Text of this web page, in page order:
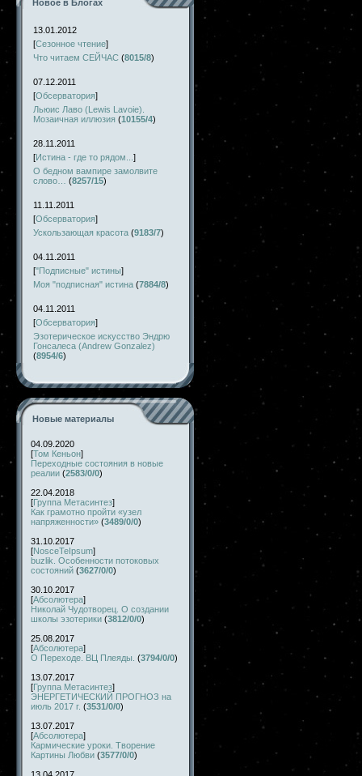
Новое в Блогах
13.01.2012
[Сезонное чтение]
Что читаем СЕЙЧАС (8015/8)
07.12.2011
[Обсерватория]
Льюис Лаво (Lewis Lavoie).
Мозаичная иллюзия (10155/4)
28.11.2011
[Истина - где то рядом... ]
О бедном вампире замолвите
слово…
(8257/15)
11.11.2011
[Обсерватория]
Ускользающая красота (9183/7)
04.11.2011
["Подписные" истины]
Моя "подписная" истина (7884/8)
04.11.2011
[Обсерватория]
Эзотерическое искусство Эндрю
Гонсалеса (Andrew Gonzalez)
(8954/6)
Новые материалы
04.09.2020
[Том Кеньон]
Переходные состояния в новые
реалии (2583/0/0)
22.04.2018
[Группа Метасинтез]
Как грамотно пройти «узел
напряженности» (3489/0/0)
31.10.2017
[NosceTeIpsum]
buzlik. Особенности потоковых
состояний (3627/0/0)
30.10.2017
[Абсолютера]
Николай Чудотворец. О создании
школы эзотерики (3812/0/0)
25.08.2017
[Абсолютера]
О Переходе. ВЦ Плеяды. (3794/0/0)
13.07.2017
[Группа Метасинтез]
ЭНЕРГЕТИЧЕСКИЙ ПРОГНОЗ на
июль 2017 г. (3531/0/0)
13.07.2017
[Абсолютера]
Кармические уроки. Творение
Картины Любви (3577/0/0)